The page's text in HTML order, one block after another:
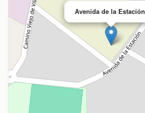
Avenida de la Estación